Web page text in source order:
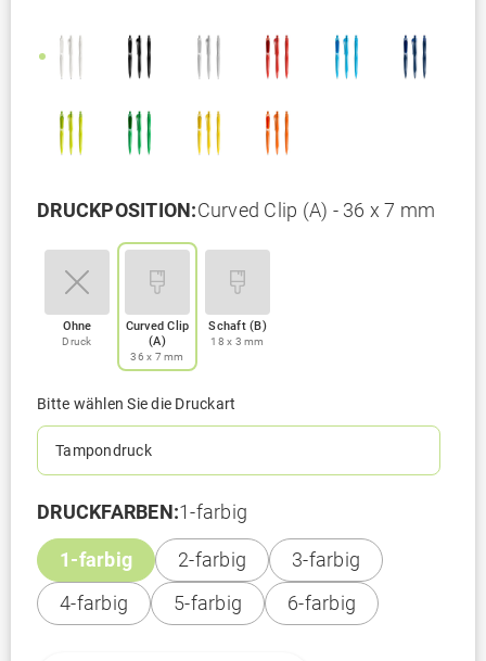
DRUCKPOSITION:Curved Clip (A) - 36 x 7 mm
Ohne
Druck
Curved Clip
(A)
36 x 7 mm
Schaft (B)
18 x 3 mm
Bitte wählen Sie die Druckart
Tampondruck
DRUCKFARBEN:1-farbig
1-farbig 2-farbig
3-farbig
4-farbig
5-farbig 6-farbig